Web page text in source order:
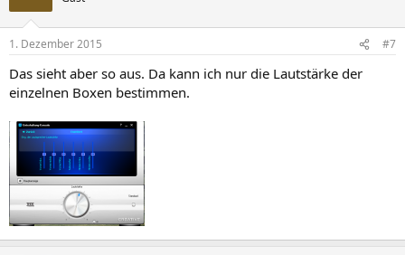
1. Dezember 2015 #7
Das sieht aber so aus. Da kann ich nur die Lautstärke der
einzelnen Boxen bestimmen.